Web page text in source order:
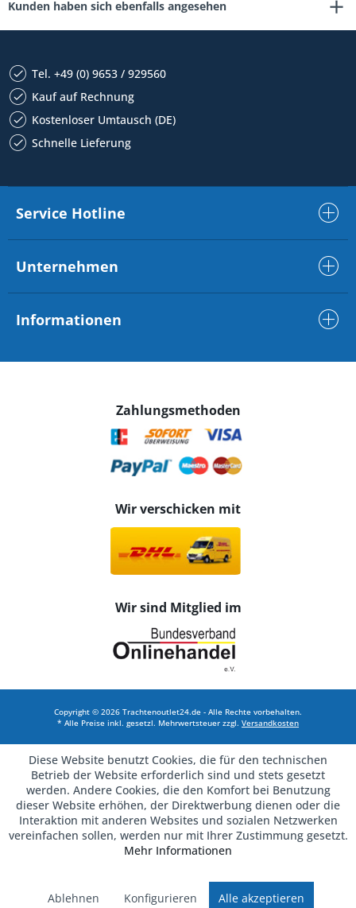
Kunden haben sich ebenfalls angesehen
Tel. +49 (0) 9653 / 929560
Kauf auf Rechnung
Kostenloser Umtausch (DE)
Schnelle Lieferung
Service Hotline
Unternehmen
Informationen
Zahlungsmethoden
Wir verschicken mit
Wir sind Mitglied im
Copyright © 2026 Trachtenoutlet24.de - Alle Rechte vorbehalten.
* Alle Preise inkl. gesetzl. Mehrwertsteuer zzgl. Versandkosten
Diese Website benutzt Cookies, die für den technischen
Betrieb der Website erforderlich sind und stets gesetzt
werden. Andere Cookies, die den Komfort bei Benutzung
dieser Website erhöhen, der Direktwerbung dienen oder die
Interaktion mit anderen Websites und sozialen Netzwerken
vereinfachen sollen, werden nur mit Ihrer Zustimmung gesetzt.
Mehr Informationen
Ablehnen Konfigurieren Alle akzeptieren